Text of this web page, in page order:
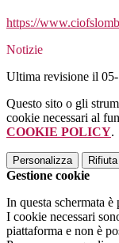
https://
Notizie
Ultima revisione il
Questo sito o gli
cookie necessari al
COOKIE POLICY.
Personalizza
Gestione cookie
In questa schermata
I cookie necessari
piattaforma e non è